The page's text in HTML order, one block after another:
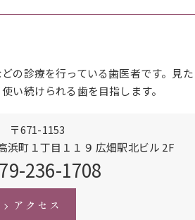
の診療を行っている歯医者です。見
い続けられる歯を目指します。
〒671-1153
浜町１丁目１１９ 広畑駅北ビル 2F
236-1708
アクセス